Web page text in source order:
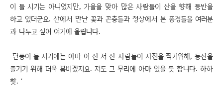
이 들 시기는 아니였지만, 가을을 맞아 많은 사람들이 산을 향해 등반을
하고 있더군요. 산에서 만난 꽃과 곤충들과 정상에서 본 풍경들을 여러분
과 나누고 싶어 여기에 올립니다.
단풍이 들 시기에는 아마 이 산 저 산 사람들이 사진을 찍기위해, 등산을
즐기기 위해 더욱 붐비겠지요. 저도 그 무리에 아마 있을 듯 합니다. 하하
핫. '